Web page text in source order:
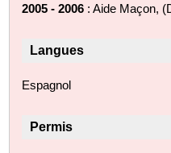
2005 - 2006 : Aide Maçon,
Langues
Espagnol
Permis